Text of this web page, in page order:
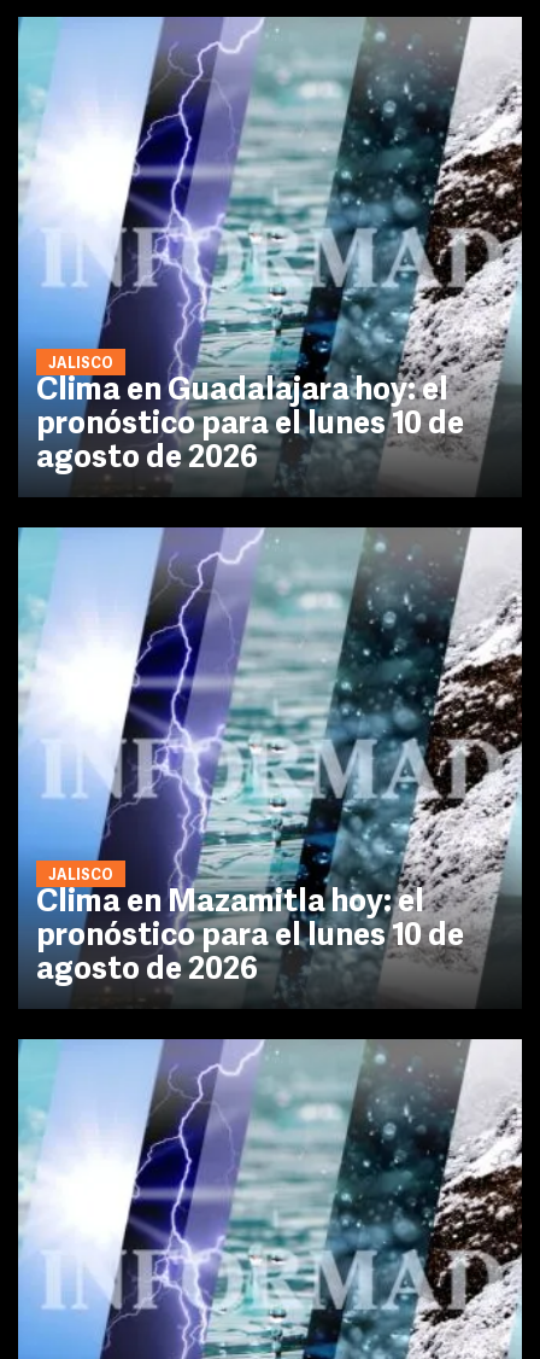
JALISCO
Clima en Guadalajara hoy: el
pronóstico para el lunes 10 de
agosto de 2026
JALISCO
Clima en Mazamitla hoy: el
pronóstico para el lunes 10 de
agosto de 2026